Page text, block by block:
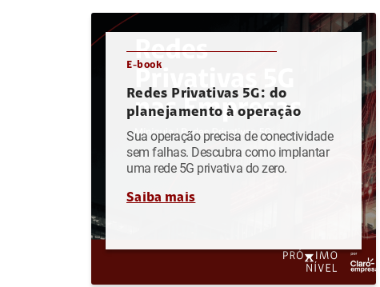
E-book
Redes Privativas 5G: do
planejamento à operação
Sua operação precisa de conectividade
sem falhas. Descubra como implantar
uma rede 5G privativa do zero.
Saiba mais